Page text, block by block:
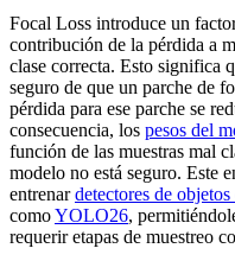
Focal Loss introduce un
contribución de la pérdida a
clase correcta. Esto significa
seguro de que un parche de
pérdida para ese parche se
consecuencia, los pesos del
función de las muestras mal
modelo no está seguro. Este
entrenardetectores de objetos
comoYOLO26,
requerir etapas de muestreo